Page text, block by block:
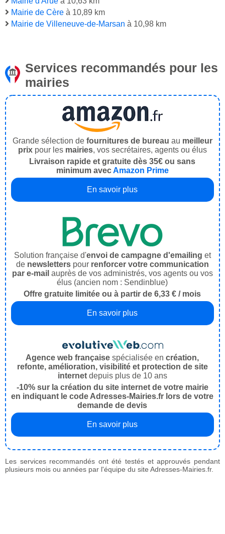
Mairie de Cère à 10,89 km
Mairie de Villeneuve-de-Marsan à 10,98 km
Services recommandés pour les
mairies
Grande sélection de fournitures de bureau au meilleur
prix pour les mairies, vos secrétaires, agents ou élus
Livraison rapide et gratuite dès 35€ ou sans
minimum avecAmazon Prime
En savoir plus
Solution française d'envoi de campagne d'emailing et
de newsletters pour renforcer votre communication
par e-mail auprès de vos administrés, vos agents ou vos
élus (ancien nom : Sendinblue)
Offre gratuite limitée ou à partir de 6,33 € / mois
En savoir plus
Agence web française spécialisée encréation,
refonte, amélioration, visibilité et protection de site
internet depuis plus de 10 ans
-10% sur la création du site internet de votre mairie
en indiquant le code Adresses-Mairies.fr lors de votre
demande de devis
En savoir plus
Les services recommandés ont été testés et approuvés pendant
plusieurs mois ou années par l'équipe du site Adresses-Mairies.fr.